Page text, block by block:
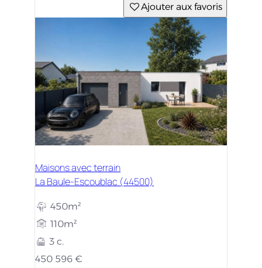
Ajouter aux favoris
Maisons avec terrain
La Baule-Escoublac (44500)
450m²
110m²
3 c.
450 596 €